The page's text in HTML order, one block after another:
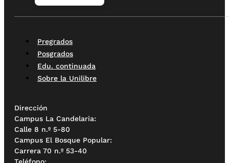
Pregrados
Posgrados
Edu. continuada
Sobre la Unilibre
Dirección
Campus La Candelaria:
Calle 8 n.º 5-80
Campus El Bosque Popular:
Carrera 70 n.º 53-40